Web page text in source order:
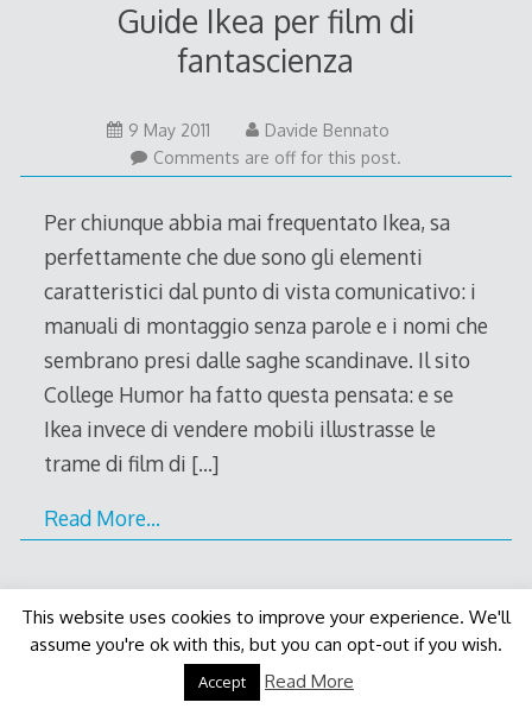
Guide Ikea per film di
fantascienza
9 May 20119
May
2011
Davide Bennato
Comments are off for this post.
Per chiunque abbia mai frequentato Ikea, sa
perfettamente che due sono gli elementi
caratteristici dal punto di vista comunicativo: i
manuali di montaggio senza parole e i nomi che
sembrano presi dalle saghe scandinave. Il sito
College Humor ha fatto questa pensata: e se
Ikea invece di vendere mobili illustrasse le
trame di film di […]
Read More…
Decode Themeby Macho Themes
This website uses cookies to improve your experience. We'll
assume you're ok with this, but you can opt-out if you wish.
Accept Read More